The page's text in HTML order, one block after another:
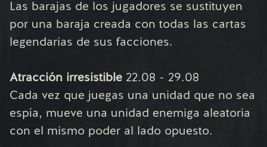
Las barajas de los jugadores se sustituyen
por una baraja creada con todas las cartas
legendarias de sus facciones.
Atracción irresistible 22.08 - 29.08
Cada vez que juegas una unidad que no sea
espía, mueve una unidad enemiga aleatoria
con el mismo poder al lado opuesto.